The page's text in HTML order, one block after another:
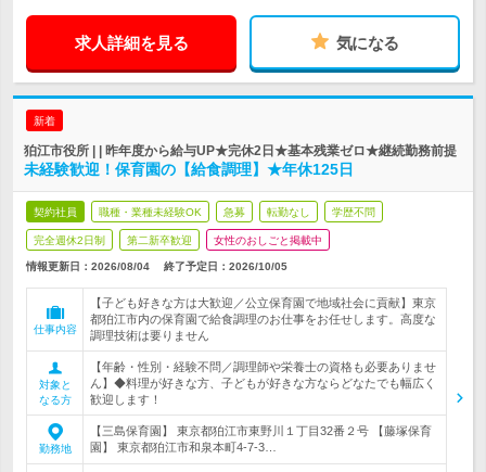
求人詳細を見る 気になる
新着
狛江市役所 | | 昨年度から給与UP★完休2日★基本残業ゼロ★継続勤務前提
未経験歓迎！保育園の【給食調理】★年休125日
契約社員 職種・業種未経験OK 急募 転勤なし 学歴不問
完全週休2日制 第二新卒歓迎 女性のおしごと掲載中
情報更新日：2026/08/04 終了予定日： 2026/10/05
仕事内容
【子ども好きな方は大歓迎／公立保育園で地域社会に貢献】東京
都狛江市内の保育園で給食調理のお仕事をお任せします。高度な
調理技術は要りません
対象と
なる方
【年齢・性別・経験不問／調理師や栄養士の資格も必要ありませ
ん】◆料理が好きな方、子どもが好きな方ならどなたでも幅広く
歓迎します！
勤務地
【三島保育園】 東京都狛江市東野川１丁目32番２号 【藤塚保育
園】 東京都狛江市和泉本町4-7-3…